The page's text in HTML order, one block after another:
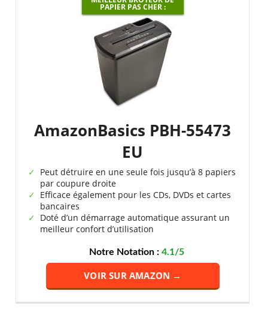
PAPIER PAS CHER :
AmazonBasics PBH-55473
EU
Peut détruire en une seule fois jusqu’à 8 papiers
par coupure droite
Efficace également pour les CDs, DVDs et cartes
bancaires
Doté d’un démarrage automatique assurant un
meilleur confort d’utilisation
Notre Notation :4.1/5
VOIR SUR AMAZON →